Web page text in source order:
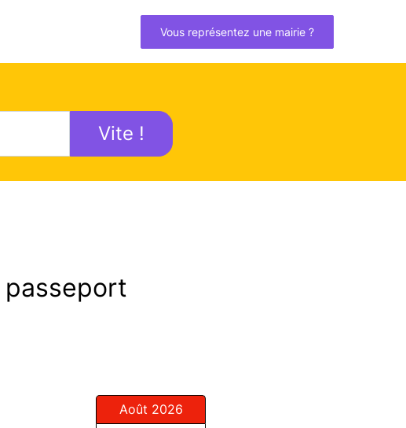
Vous représentez une mairie ?
Vite !
passeport
Août 2026